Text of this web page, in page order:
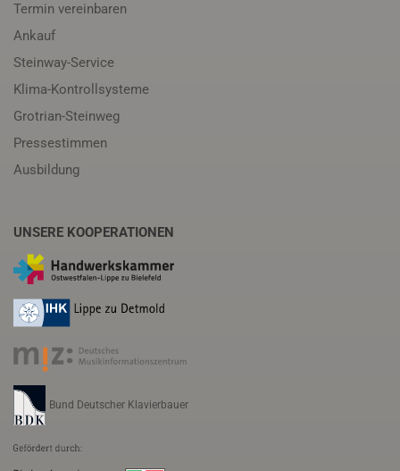
Termin vereinbaren
Ankauf
Steinway-Service
Klima-Kontrollsysteme
Grotrian-Steinweg
Pressestimmen
Ausbildung
UNSERE KOOPERATIONEN
Bund Deutscher Klavierbauer